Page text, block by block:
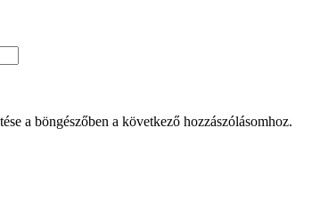
a böngészőben a következő hozzászólásomhoz.